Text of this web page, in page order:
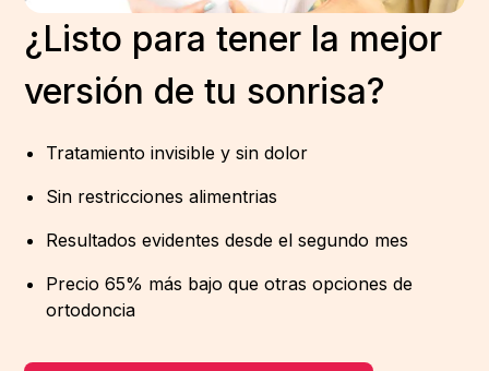
¿Listo para tener la mejor
versión de tu sonrisa?
Tratamiento invisible y sin dolor
Sin restricciones alimentrias
Resultados evidentes desde el segundo mes
Precio 65% más bajo que otras opciones de
ortodoncia